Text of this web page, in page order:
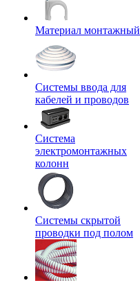
Материал монтажный
Системы ввода для
кабелей и проводов
Система
электромонтажных
колонн
Системы скрытой
проводки под полом